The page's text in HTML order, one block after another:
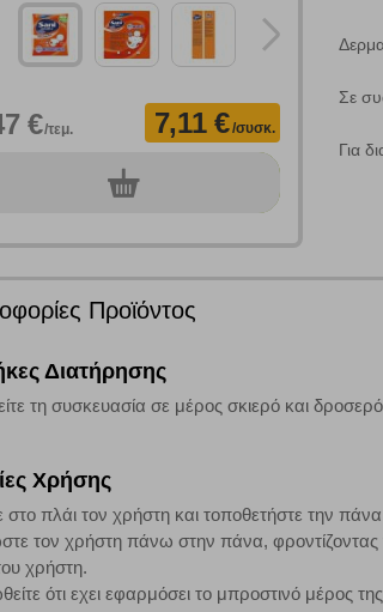
€/τεμ. 7,11 €/συσκ.
0συσκ.
Σε
Για
Προϊόντος
Διατήρησης
τη συσκευασία σε μέρος σκιερό και
Χρήσης
στο πλάι τον χρήστη και τοποθετήστε την
τον χρήστη πάνω στην πάνα,
χρήστη.
ότι εχει εφαρμόσει το μπροστινό μέρος
ιστότοπου συλλέγουμε αυτόματα δεδομένα
που υποδεικνύουν την ταυτότητά σας. Τα
προσθέτοντας λειτουργικότητα στην
cookies για την ομαλή λειτουργία του ιστότοπου
σχετικά. Ωστόσο θα πρέπει να γνωρίζετε
παροχή βελτιωμένων λειτουργιών και
Αν δεν επιτρέψετε την αποδοχή αυτής της
σας και για την εμφάνιση σχετικών
σας. Αν δεν επιλέξετε τη συγκεκριμένη
δίνει τη δυνατότητα να ενημερωνόμαστε για